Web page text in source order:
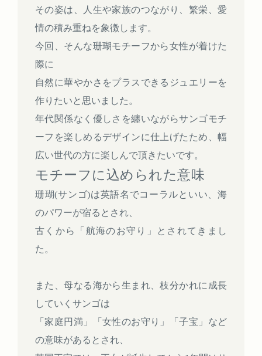
その姿は、人生や家族のつながり、繁栄、愛
情の積み重ねを象徴します。
今回、そんな珊瑚モチーフから女性が着けた
際に
自然に華やかさをプラスできるジュエリーを
作りたいと思いました。
年代関係なく優しさを纏いながらサンゴモチ
ーフを楽しめるデザインに仕上げたため、幅
広い世代の方に楽しんで頂きたいです。
モチーフに込められた意味
珊瑚(サンゴ)は英語名でコーラルといい、海
のパワーが宿るとされ、
古くから「航海のお守り」とされてきまし
た。
また、母なる海から生まれ、枝分かれに成長
していくサンゴは
「家庭円満」「女性のお守り」「子宝」など
の意味があるとされ、